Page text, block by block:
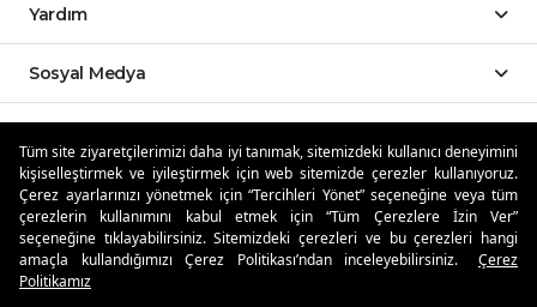
Tüm site ziyaretçilerimizi daha iyi tanımak, sitemizdeki kullanıcı deneyimini
kişiselleştirmek ve iyileştirmek için web sitemizde çerezler kullanıyoruz.
Çerez ayarlarınızı yönetmek için “Tercihleri Yönet” seçeneğine veya tüm
çerezlerin kullanımını kabul etmek için “Tüm Çerezlere İzin Ver”
seçeneğine tıklayabilirsiniz. Sitemizdeki çerezleri ve bu çerezleri hangi
amaçla kullandığımızı Çerez Politikası’ndan inceleyebilirsiniz.
Çerez
Politikamız
Yardım
Sosyal Medya
Özdilekteyim'de Taksit Avantajları
Güvenli Alışveriş